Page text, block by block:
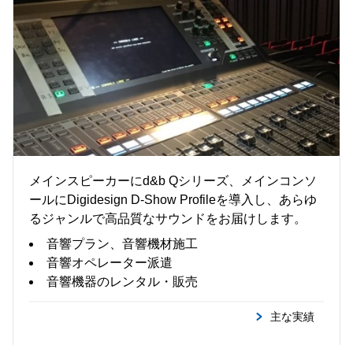
メインスピーカーにd&b Qシリーズ、メインコンソ
ールにDigidesign D-Show Profileを導入し、あらゆ
るジャンルで高品質なサウンドをお届けします。
音響プラン、音響機材施工
音響オペレーター派遣
音響機器のレンタル・販売
主な実績